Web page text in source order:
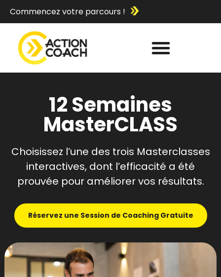
Commencez votre parcours !
12 Semaines
MasterCLASS
Choisissez l’une des trois Masterclasses
interactives, dont l’efficacité a été
prouvée pour améliorer vos résultats.
Réservez une Session de Coaching Gratuite